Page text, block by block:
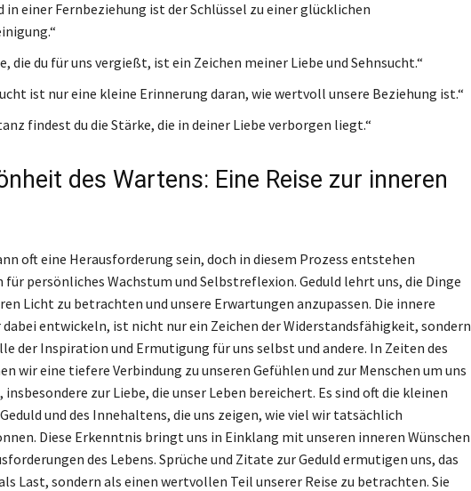
in einer Fernbeziehung ist der Schlüssel zu einer glücklichen
die du für uns vergießt, ist ein Zeichen meiner Liebe und Sehnsucht.“
ist nur eine kleine Erinnerung daran, wie wertvoll unsere Beziehung ist.“
findest du die Stärke, die in deiner Liebe verborgen liegt.“
des Wartens: Eine Reise zur inneren
oft eine Herausforderung sein, doch in diesem Prozess entstehen
persönliches Wachstum und Selbstreflexion. Geduld lehrt uns, die Dinge
Licht zu betrachten und unsere Erwartungen anzupassen. Die innere
dabei entwickeln, ist nicht nur ein Zeichen der Widerstandsfähigkeit, sondern
der Inspiration und Ermutigung für uns selbst und andere. In Zeiten des
wir eine tiefere Verbindung zu unseren Gefühlen und zur Menschen um uns
insbesondere zur Liebe, die unser Leben bereichert. Es sind oft die kleinen
und des Innehaltens, die uns zeigen, wie viel wir tatsächlich
Diese Erkenntnis bringt uns in Einklang mit unseren inneren Wünschen
des Lebens. Sprüche und Zitate zur Geduld ermutigen uns, das
Last, sondern als einen wertvollen Teil unserer Reise zu betrachten. Sie